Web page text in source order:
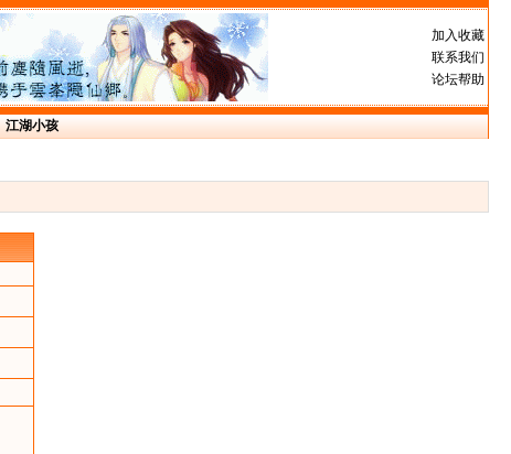
加入收藏
联系我们
论坛帮助
江湖小孩